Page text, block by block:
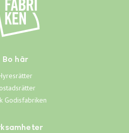
Bo här
Godisfabriken